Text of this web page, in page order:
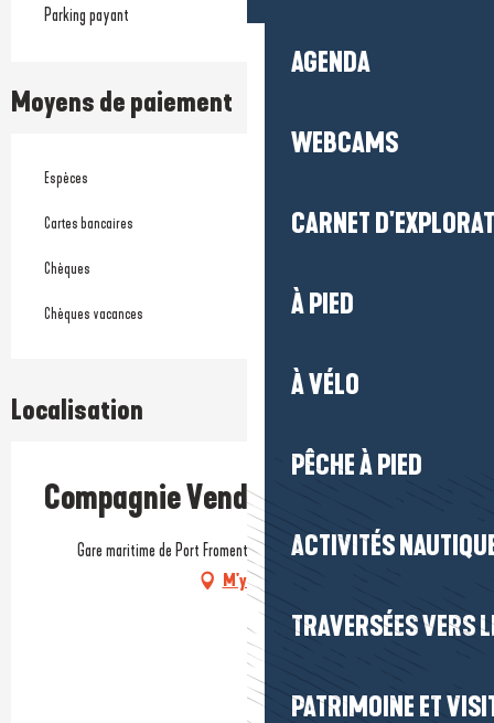
AGENDA
WEBCAMS
CARNET
À PIED
À VÉLO
PÊCHE À PIED
ACTIVITÉS
TRAVERSÉES VERS
PATRIMOINE ET
Parking payant
Moyens de paiement
Espèces
Cartes bancaires
Chèques
Chèques vacances
Localisation
Compagnie Vendéenne
Gare maritime de Port Fromentine, 85550 La Barre-de-Monts
M'y rendre